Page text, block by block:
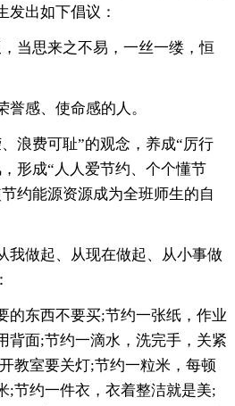
发出如下倡议：
当思来之不易，一丝一缕，恒
感、使命感的人。
浪费可耻”的观念，养成“厉行
形成“人人爱节约、个个懂节
约能源资源成为全班师生的自
我做起、从现在做起、从小事做
的东西不要买;节约一张纸，作业
背面;节约一滴水，洗完手，关紧
教室要关灯;节约一粒米，每顿
;节约一件衣，衣着整洁就是美;